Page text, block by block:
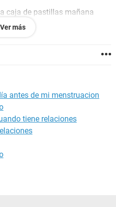
caja de pastillas mañana
venga la menstruacion y
Ver más
antes de mi menstruacion
tiene relaciones